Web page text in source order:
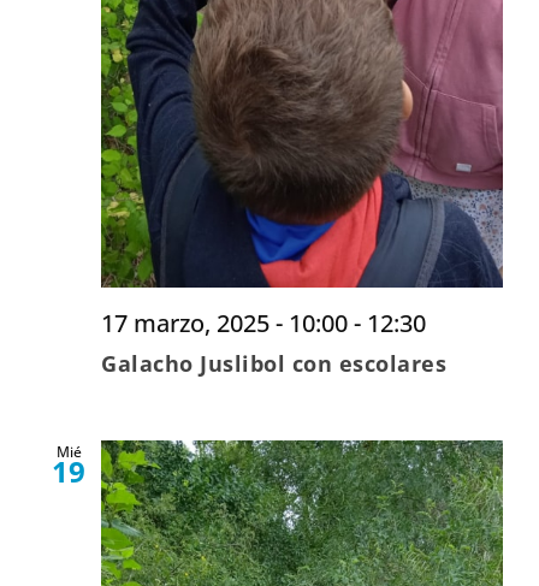
17 marzo, 2025 - 10:00- 12:30
Galacho Juslibol con escolares
Mié
19